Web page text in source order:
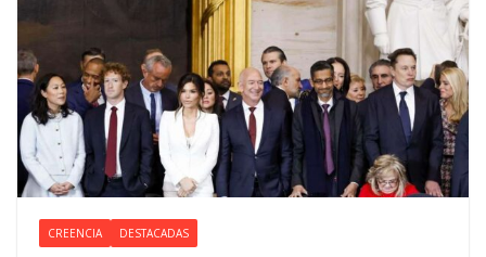
CREENCIA DESTACADAS